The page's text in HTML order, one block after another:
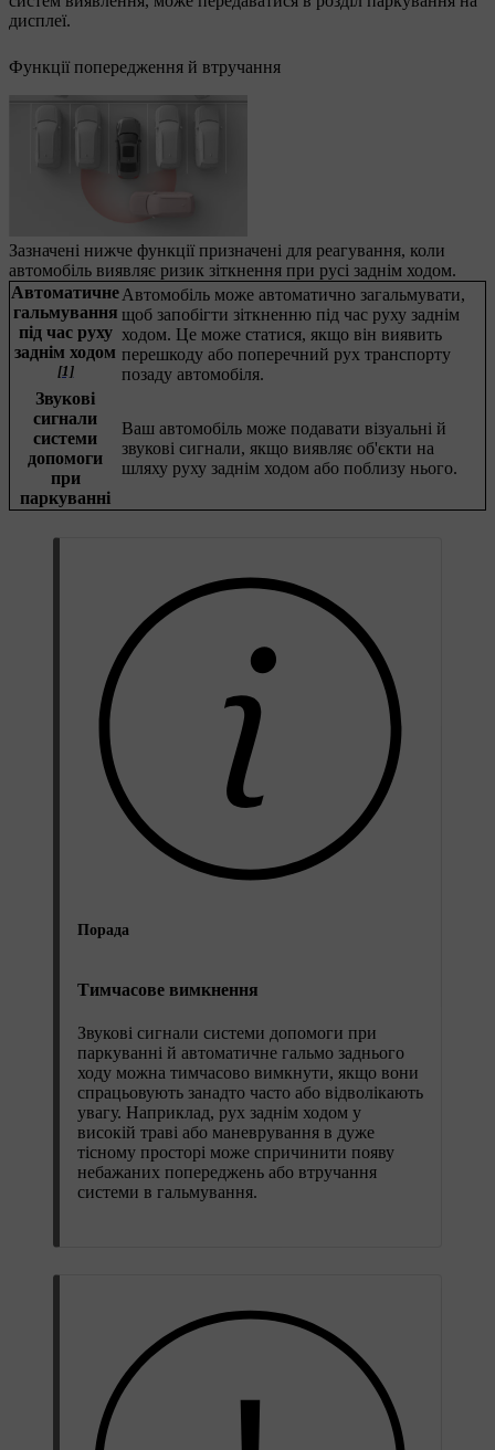
дисплеї.
Функції попередження й втручання
Зазначені нижче функції призначені для реагування, коли
автомобіль виявляє ризик зіткнення при русі заднім ходом.
Автоматичне
гальмування
під час руху
заднім ходом
[1]
Автомобіль може автоматично загальмувати,
щоб запобігти зіткненню під час руху заднім
ходом. Це може статися, якщо він виявить
перешкоду або поперечний рух транспорту
позаду автомобіля.
Звукові
сигнали
системи
допомоги
при
паркуванні
Ваш автомобіль може подавати візуальні й
звукові сигнали, якщо виявляє об'єкти на
шляху руху заднім ходом або поблизу нього.
Порада
Тимчасове вимкнення
Звукові сигнали системи допомоги при
паркуванні й автоматичне гальмо заднього
ходу можна тимчасово вимкнути, якщо вони
спрацьовують занадто часто або відволікають
увагу. Наприклад, рух заднім ходом у
високій траві або маневрування в дуже
тісному просторі може спричинити появу
небажаних попереджень або втручання
системи в гальмування.